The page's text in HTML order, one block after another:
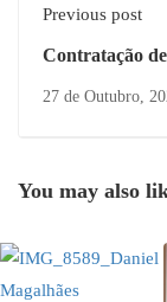
Previous post
Contratação
27 de Outubro,
You may also